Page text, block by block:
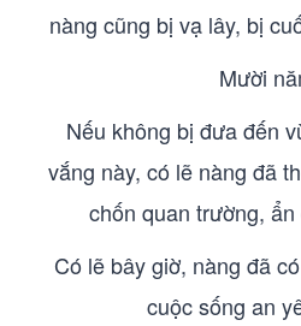
nàng cũng bị vạ lây, bị
Mười
Nếu không bị đưa đến
vắng này, có lẽ nàng đã
chốn quan trường,
Có lẽ bây giờ, nàng đã
cuộc sống an